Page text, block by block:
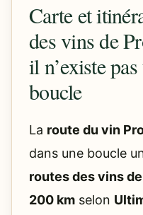
Carte et
des vins de
il n’existe
boucle
La route du vin
dans une boucle
routes des vins
200 km selon